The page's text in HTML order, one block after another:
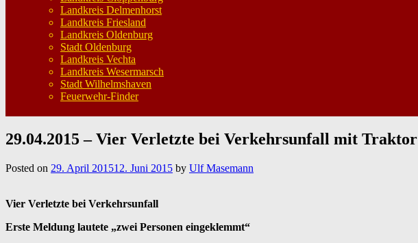
Landkreis Delmenhorst
Landkreis Friesland
Landkreis Oldenburg
Stadt Oldenburg
Landkreis Vechta
Landkreis Wesermarsch
Stadt Wilhelmshaven
Feuerwehr-Finder
29.04.2015 – Vier Verletzte bei Verkehrsunfall mit Traktor
Posted on 29. April 201512. Juni 2015 by Ulf Masemann
Vier Verletzte bei Verkehrsunfall
Erste Meldung lautete „zwei Personen eingeklemmt“